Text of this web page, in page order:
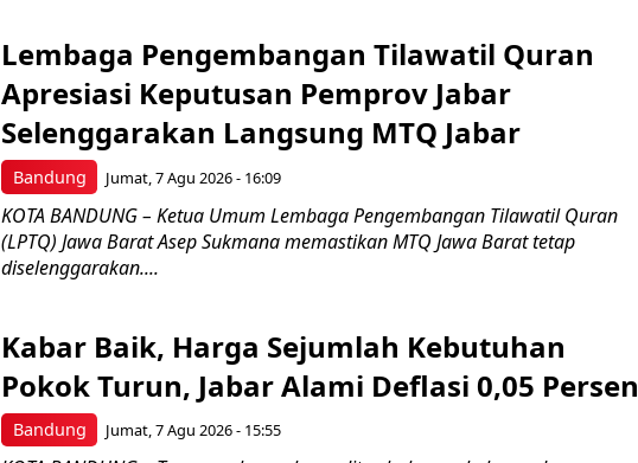
Bandung
Lembaga Pengembangan Tilawatil Quran
Apresiasi Keputusan Pemprov Jabar
Selenggarakan Langsung MTQ Jabar
Jumat, 7 Agu 2026 - 16:09
KOTA BANDUNG – Ketua Umum Lembaga Pengembangan Tilawatil Quran
(LPTQ) Jawa Barat Asep Sukmana memastikan MTQ Jawa Barat tetap
diselenggarakan....
Bandung
Kabar Baik, Harga Sejumlah Kebutuhan
Pokok Turun, Jabar Alami Deflasi 0,05 Persen
Jumat, 7 Agu 2026 - 15:55